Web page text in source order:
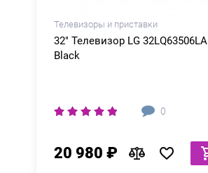
Телевизоры и приставки
32" Телевизор LG 32LQ63506LA
Black
0
20 980 ₽